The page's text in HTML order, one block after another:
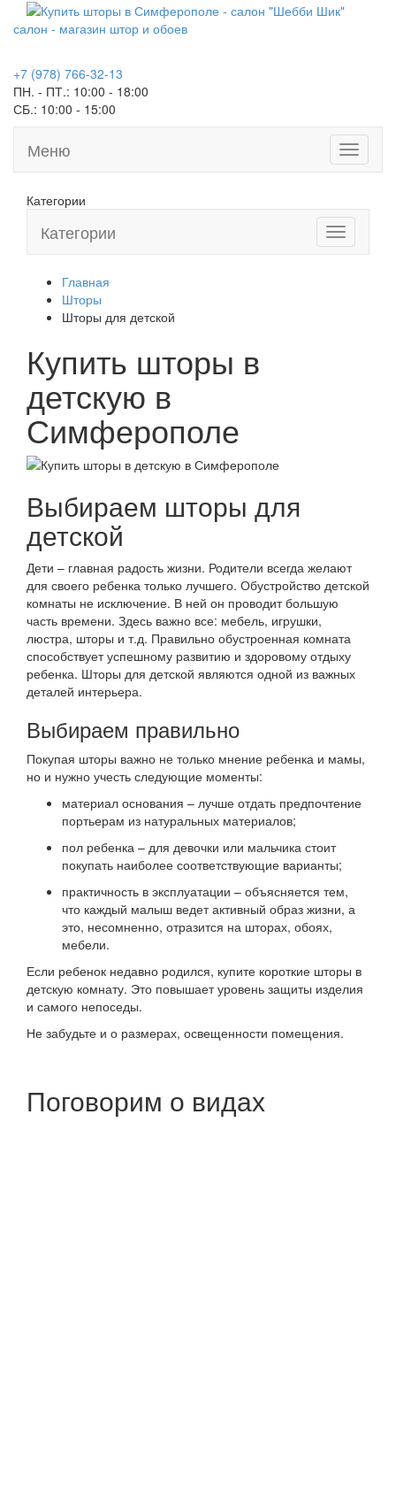
салон - магазин штор и обоев
+7 (978) 766-32-13
ПН. - ПТ.: 10:00 - 18:00
СБ.: 10:00 - 15:00
Toggle
Меню
Категории
Toggle
navigation
Категории
Главная
Шторы
Шторы для детской
Купить шторы в
детскую в
Симферополе
Выбираем шторы для
детской
Дети – главная радость жизни. Родители всегда желают
для своего ребенка только лучшего. Обустройство детской
комнаты не исключение. В ней он проводит большую
часть времени. Здесь важно все: мебель, игрушки,
люстра, шторы и т.д. Правильно обустроенная комната
способствует успешному развитию и здоровому отдыху
ребенка. Шторы для детской являются одной из важных
деталей интерьера.
Выбираем правильно
Покупая шторы важно не только мнение ребенка и мамы,
но и нужно учесть следующие моменты:
материал основания – лучше отдать предпочтение
портьерам из натуральных материалов;
пол ребенка – для девочки или мальчика стоит
покупать наиболее соответствующие варианты;
практичность в эксплуатации – объясняется тем,
что каждый малыш ведет активный образ жизни, а
это, несомненно, отразится на шторах, обоях,
мебели.
Если ребенок недавно родился, купите короткие шторы в
детскую комнату. Это повышает уровень защиты изделия
и самого непоседы.
Не забудьте и о размерах, освещенности помещения.
Поговорим о видах